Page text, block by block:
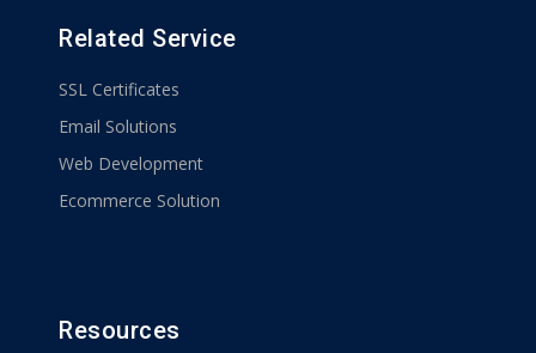
Related Service
SSL Certificates
Email Solutions
Web Development
Ecommerce Solution
Resources